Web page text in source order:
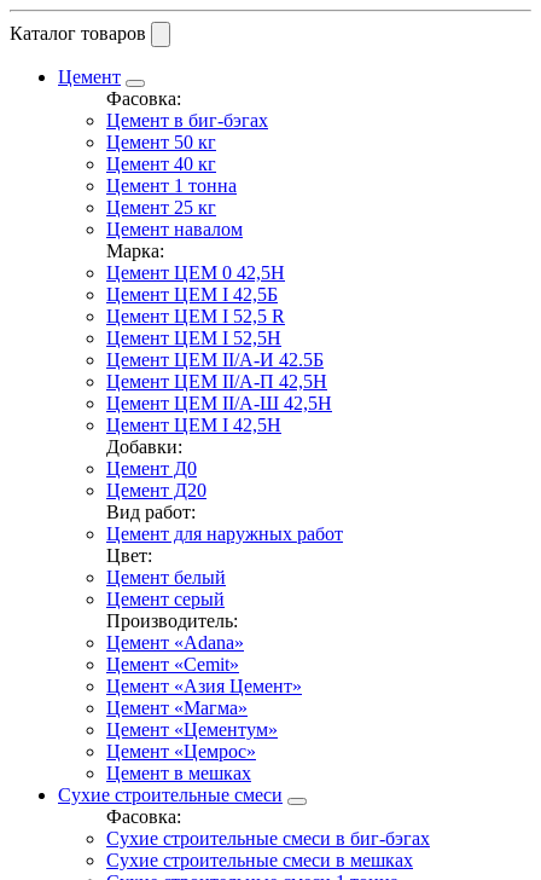
Каталог товаров
Цемент
Фасовка:
Цемент в биг-бэгах
Цемент 50 кг
Цемент 40 кг
Цемент 1 тонна
Цемент 25 кг
Цемент навалом
Марка:
Цемент ЦЕМ 0 42,5Н
Цемент ЦЕМ I 42,5Б
Цемент ЦЕМ I 52,5 R
Цемент ЦЕМ I 52,5Н
Цемент ЦЕМ II/А-И 42.5Б
Цемент ЦЕМ II/А-П 42,5Н
Цемент ЦЕМ II/А-Ш 42,5Н
Цемент ЦЕМ I 42,5Н
Добавки:
Цемент Д0
Цемент Д20
Вид работ:
Цемент для наружных работ
Цвет:
Цемент белый
Цемент серый
Производитель:
Цемент «Adana»
Цемент «Cemit»
Цемент «Азия Цемент»
Цемент «Магма»
Цемент «Цементум»
Цемент «Цемрос»
Цемент в мешках
Сухие строительные смеси
Фасовка:
Сухие строительные смеси в биг-бэгах
Сухие строительные смеси в мешках